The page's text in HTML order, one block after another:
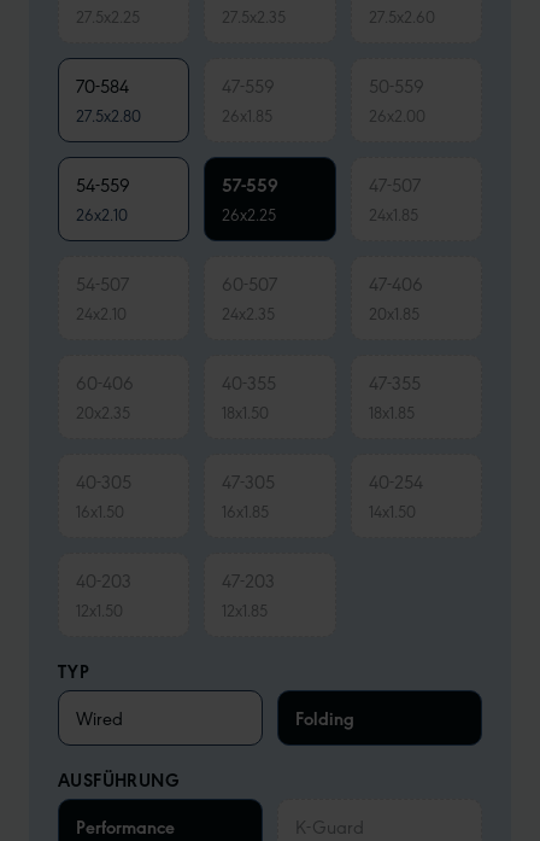
27.5x2.25 27.5x2.35 27.5x2.60
70-584
27.5x2.80
47-559
26x1.85
50-559
26x2.00
54-559
26x2.10
57-559
26x2.25
47-507
24x1.85
54-507
24x2.10
60-507
24x2.35
47-406
20x1.85
60-406
20x2.35
40-355
18x1.50
47-355
18x1.85
40-305
16x1.50
47-305
16x1.85
40-254
14x1.50
40-203
12x1.50
47-203
12x1.85
TYP
Wired Folding
AUSFÜHRUNG
Performance
K-Guard